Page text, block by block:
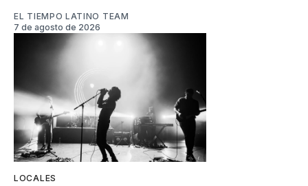
EL TIEMPO LATINO TEAM
7 de agosto de 2026
LOCALES